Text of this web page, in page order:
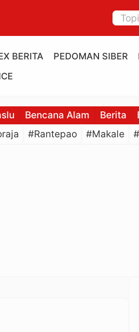
BERITA PEDOMAN SIBER
Bencana Alam Berita
#Rantepao #Makale